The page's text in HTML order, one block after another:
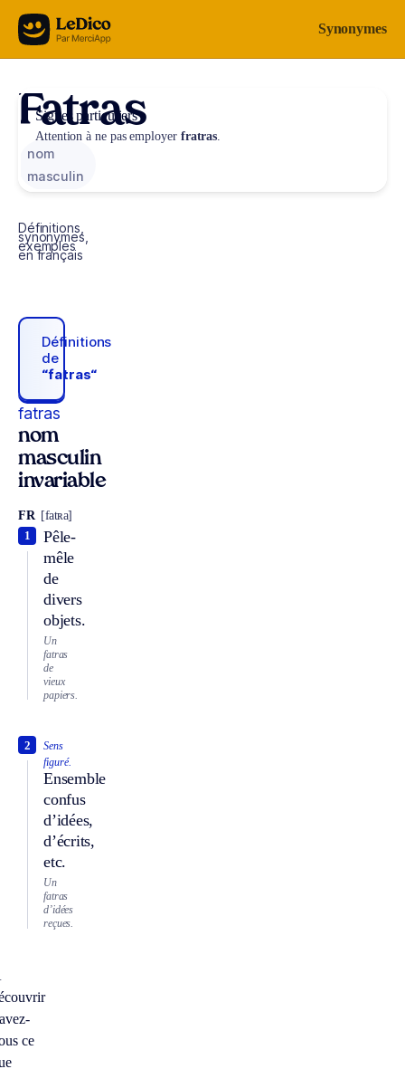
Aller au contenu Synonymes
Fatras
nom
masculin
Définitions,
synonymes,
exemples
en français
Définitions
de
“fatras“
fatras
nom
masculin
invariable
FR [fatʀa]
Pêle-
mêle
de
divers
objets.
1
Un
fatras
de
vieux
papiers.
Sens
figuré.
Ensemble
confus
d’idées,
d’écrits,
etc.
2
Un
fatras
d’idées
reçues.
ce
Signes particuliers
Attention à ne pas employer fratras.